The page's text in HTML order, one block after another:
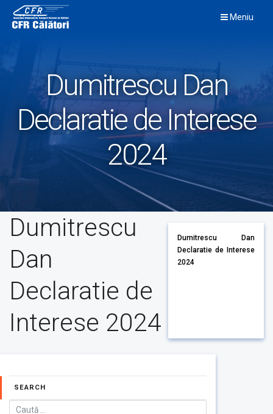
content
Meniu
Dumitrescu Dan
Declaratie de Interese
2024
Dumitrescu
Dan
Declaratie de
Interese 2024
Dumitrescu Dan
Declaratie de Interese
2024
SEARCH